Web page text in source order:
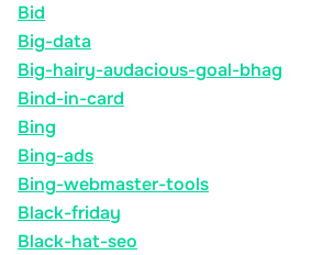
Bid
Big-data
Big-hairy-audacious-goal-bhag
Bind-in-card
Bing
Bing-ads
Bing-webmaster-tools
Black-friday
Black-hat-seo